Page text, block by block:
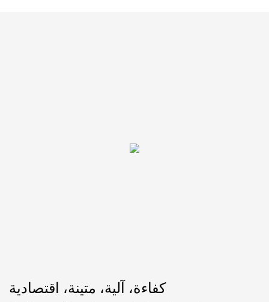
كفاءة، آلية، متينة، اقتصادية